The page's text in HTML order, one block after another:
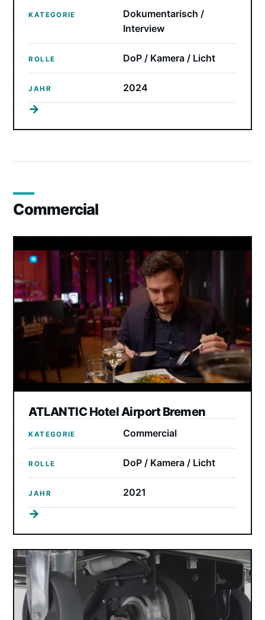
KATEGORIE
Dokumentarisch /
Interview
ROLLE DoP / Kamera / Licht
JAHR 2024
→
Commercial
ATLANTIC Hotel Airport Bremen
KATEGORIE Commercial
ROLLE DoP / Kamera / Licht
JAHR 2021
→